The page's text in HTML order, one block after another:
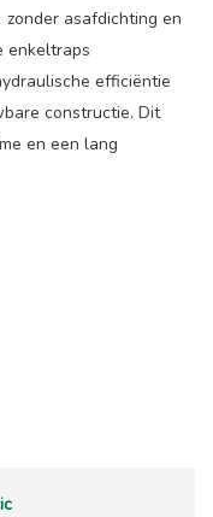
asafdichting en
enkeltraps
efficiëntie
constructie. Dit
en een lang